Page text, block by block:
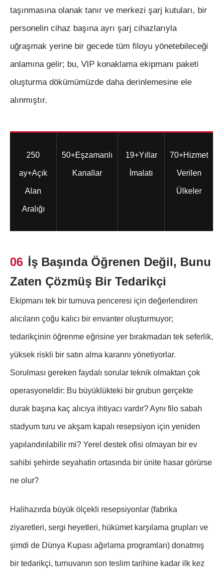
taşınmasına olanak tanır ve merkezi şarj kutuları, bir
personelin cihaz başına ayrı şarj cihazlarıyla
uğraşmak yerine bir gecede tüm filoyu yönetebileceği
anlamına gelir; bu, VIP konaklama ekipmanı paketi
oluşturma dökümümüzde daha derinlemesine ele
alınmıştır.
250
ay+Açık
Alan
Aralığı
50+Eşzamanlı
Kanallar
19+Yıllar
İmalatı
70+Hizmet
Verilen
Ülkeler
06 İş Başında Öğrenen Değil, Bunu
Zaten Çözmüş Bir Tedarikçi
Ekipmanı tek bir turnuva penceresi için değerlendiren
alıcıların çoğu kalıcı bir envanter oluşturmuyor;
tedarikçinin öğrenme eğrisine yer bırakmadan tek seferlik,
yüksek riskli bir satın alma kararını yönetiyorlar.
Sorulması gereken faydalı sorular teknik olmaktan çok
operasyoneldir: Bu büyüklükteki bir grubun gerçekte
durak başına kaç alıcıya ihtiyacı vardır? Aynı filo sabah
stadyum turu ve akşam kapalı resepsiyon için yeniden
yapılandırılabilir mi? Yerel destek ofisi olmayan bir ev
sahibi şehirde seyahatin ortasında bir ünite hasar görürse
ne olur?
Halihazırda büyük ölçekli resepsiyonlar (fabrika
ziyaretleri, sergi heyetleri, hükümet karşılama grupları ve
şimdi de Dünya Kupası ağırlama programları) donatmış
bir tedarikçi, turnuvanın son teslim tarihine kadar ilk kez